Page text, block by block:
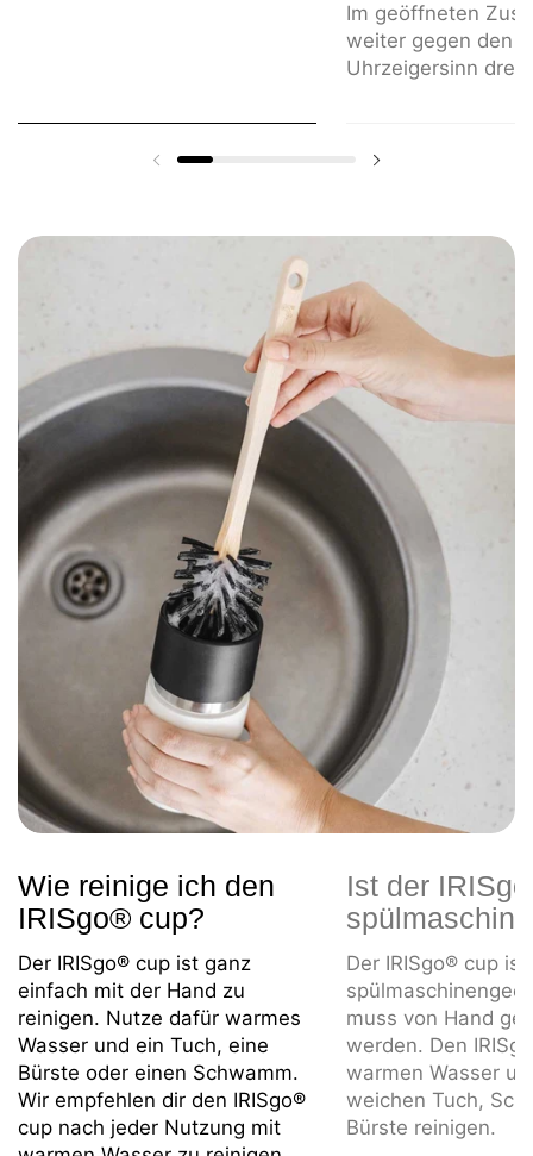
Im geöffneten
weiter gegen den
Uhrzeigersinn
Wie reinige ich den
IRISgo® cup?
Der IRISgo® cup ist ganz
einfach mit der Hand zu
reinigen. Nutze dafür warmes
Wasser und ein Tuch, eine
Bürste oder einen Schwamm.
Wir empfehlen dir den IRISgo®
cup nach jeder Nutzung mit
Ist der
Der IRISgo® cup
muss von Hand
werden. Den
warmen Wasser
weichen Tuch,
Bürste reinigen.